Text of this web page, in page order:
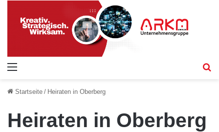
Startseite / Heiraten in Oberberg
Heiraten in Oberberg